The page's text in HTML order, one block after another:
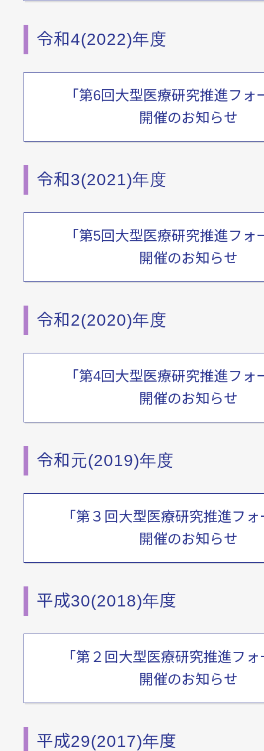
令和4(2022)年度
「第6回大型医療研究推進フォ
開催のお知らせ
令和3(2021)年度
「第5回大型医療研究推進フォ
開催のお知らせ
令和2(2020)年度
「第4回大型医療研究推進フォ
開催のお知らせ
令和元(2019)年度
「第３回大型医療研究推進フ
開催のお知らせ
平成30(2018)年度
「第２回大型医療研究推進フ
開催のお知らせ
平成29(2017)年度
ENGLISH